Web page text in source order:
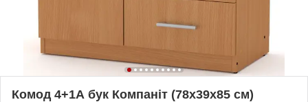
Комод 4+1А бук Компаніт (78х39х85 см)